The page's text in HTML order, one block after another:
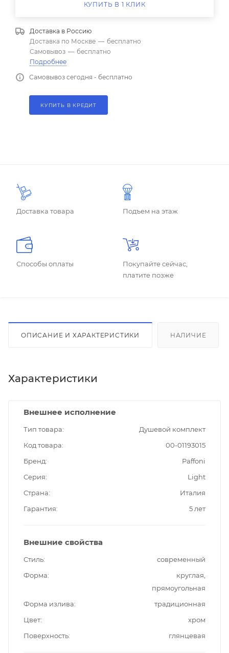
КУПИТЬ В 1 КЛИК
Доставка в Россию
Доставка по Москве — бесплатно
Самовывоз — бесплатно
Подробнее
Самовывоз сегодня - бесплатно
КУПИТЬ В КРЕДИТ
Доставка товара Подъем на этаж
Способы оплаты
Покупайте сейчас,
платите позже
ОПИСАНИЕ И ХАРАКТЕРИСТИКИ НАЛИЧИЕ
Характеристики
Внешнее исполнение
Тип товара
Душевой комплект
Код товара
00-01193015
Бренд
Paffoni
Серия
Light
Страна
Италия
Гарантия
5 лет
Внешние свойства
Стиль
современный
Форма
круглая,
прямоугольная
Форма излива
традиционная
Цвет
хром
Поверхность
глянцевая